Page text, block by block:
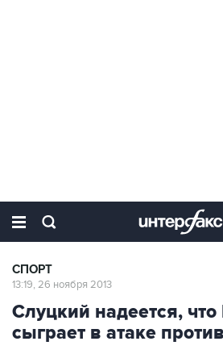
СПОРТ
13:19, 26 ноября 2013
Слуцкий надеется,
сыграет в атаке